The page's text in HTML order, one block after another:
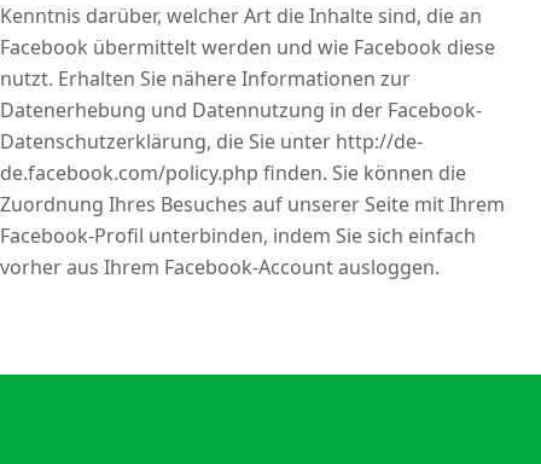
Kenntnis darüber, welcher Art die Inhalte sind, die an
Facebook übermittelt werden und wie Facebook diese
nutzt. Erhalten Sie nähere Informationen zur
Datenerhebung und Datennutzung in der Facebook-
Datenschutzerklärung, die Sie unter http://de-
de.facebook.com/policy.php finden. Sie können die
Zuordnung Ihres Besuches auf unserer Seite mit Ihrem
Facebook-Profil unterbinden, indem Sie sich einfach
vorher aus Ihrem Facebook-Account ausloggen.